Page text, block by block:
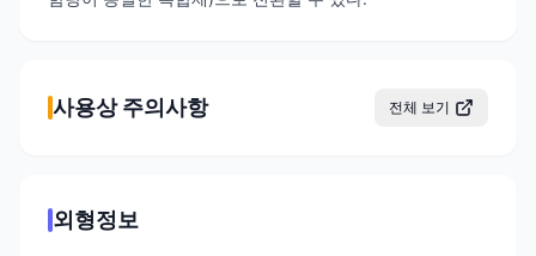
사용상 주의사항 전체 보기
외형정보